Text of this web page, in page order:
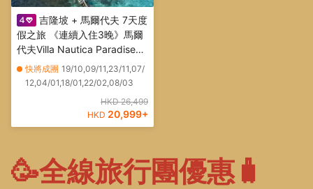
吉隆坡 + 馬爾代夫 7天度
假之旅 《連續入住3晚》馬爾
代夫Villa Nautica Paradise
Island Resort ~ Water Villa
(水中高腳屋) 天堂島度假村
快將成團 19/10,09/11,23/11,07/
12,04/01,18/01,22/02,08/03
HKD 26,499
HKD 20,999+
🥳全線旅行團優惠🧳